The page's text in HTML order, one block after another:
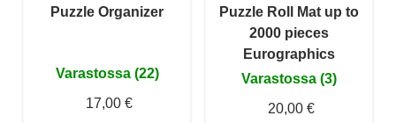
Puzzle Organizer
Varastossa (22)
17,00 €
Puzzle Roll Mat up to
2000 pieces
Eurographics
Varastossa (3)
20,00 €